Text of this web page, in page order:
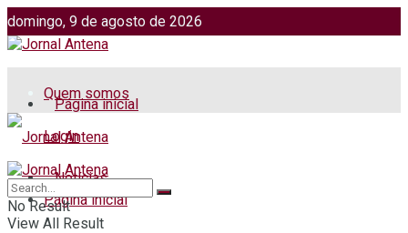
domingo, 9 de agosto de 2026
Jornalismo: (51) 98599 2486
Quem somos
Login
Página inicial
Notícias
Página inicial
No Result
View All Result